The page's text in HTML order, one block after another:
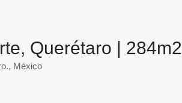
Querétaro | 284m2
México